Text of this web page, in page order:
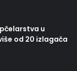
u
od 20 izlagača